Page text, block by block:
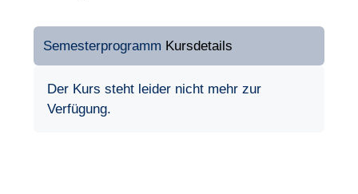
Semesterprogramm Kursdetails
Der Kurs steht leider nicht mehr zur
Verfügung.